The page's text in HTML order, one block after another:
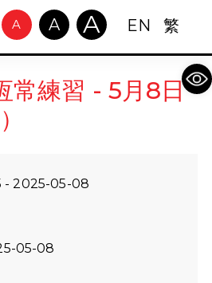
A A A EN 繁
常練習 - 5月8日
- 2025-05-08
05-08